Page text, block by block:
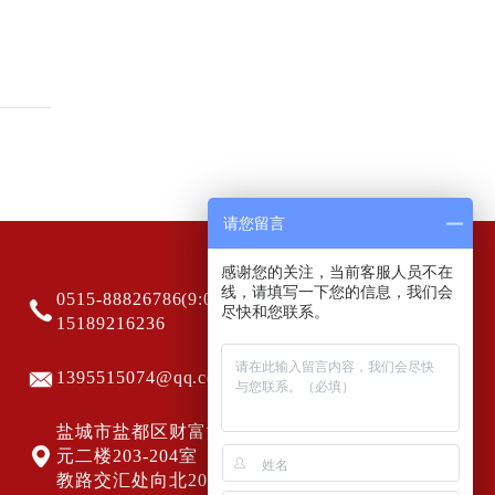
0515-88826786(9:00-20:00)
15189216236
1395515074@qq.com
盐城市盐都区财富港5号楼一单
元二楼203-204室（海洋路与科
教路交汇处向北200米路东）
请您留言
感谢您的关注，当前客服人员不在
线，请填写一下您的信息，我们会
尽快和您联系。